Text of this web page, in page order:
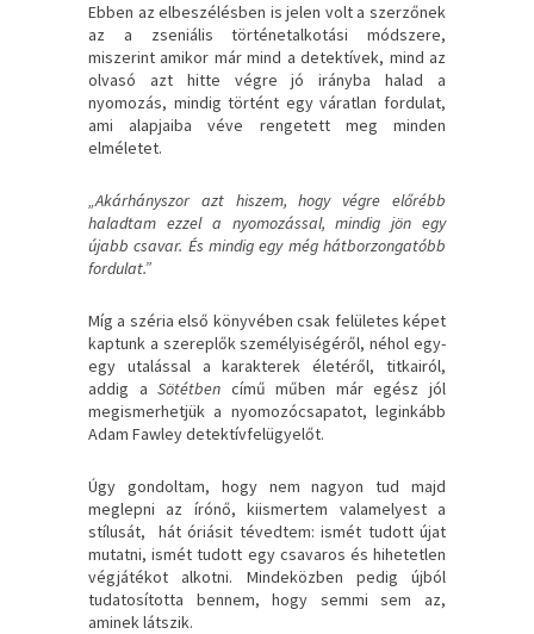
Ebben az elbeszélésben is jelen volt a szerzőnek
az a zseniális történetalkotási módszere,
miszerint amikor már mind a detektívek, mind az
olvasó azt hitte végre jó irányba halad a
nyomozás, mindig történt egy váratlan fordulat,
ami alapjaiba véve rengetett meg minden
elméletet.
„Akárhányszor azt hiszem, hogy végre előrébb
haladtam ezzel a nyomozással, mindig jön egy
újabb csavar. És mindig egy még hátborzongatóbb
fordulat.”
Míg a széria első könyvében csak felületes képet
kaptunk a szereplők személyiségéről, néhol egy-
egy utalással a karakterek életéről, titkairól,
addig aSötétben című műben már egész jól
megismerhetjük a nyomozócsapatot, leginkább
Adam Fawley detektívfelügyelőt.
Úgy gondoltam, hogy nem nagyon tud majd
meglepni az írónő, kiismertem valamelyest a
stílusát, hát óriásit tévedtem: ismét tudott újat
mutatni, ismét tudott egy csavaros és hihetetlen
végjátékot alkotni. Mindeközben pedig újból
tudatosította bennem, hogy semmi sem az,
aminek látszik.